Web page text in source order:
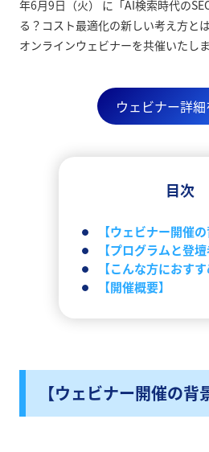
年6月9日（火） に「AI検索時代の
る？コスト最適化の新しい考え方と
オンラインウェビナーを共催いたしま
ウェビナー詳
目次
【ウェビナー開催
【プログラムと登壇
【こんな方におすす
【開催概要】
【ウェビナー開催の背